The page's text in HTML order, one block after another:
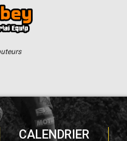
CALENDRIER